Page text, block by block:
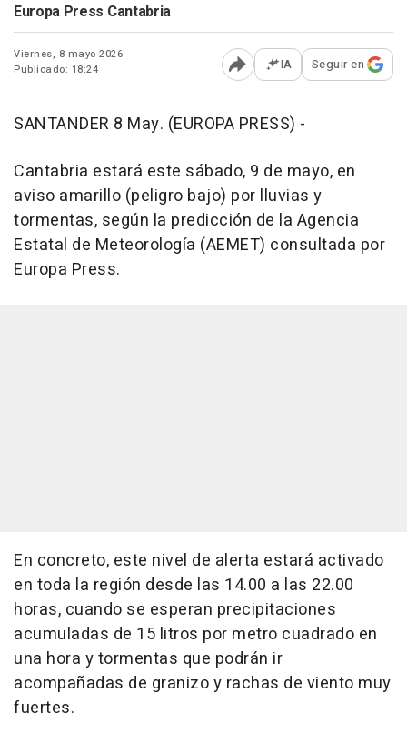
Europa Press Cantabria
Viernes, 8 mayo 2026
Publicado: 18:24
Abrir opciones para
IA Seguir en
SANTANDER 8 May. (EUROPA PRESS) -
Cantabria estará este sábado, 9 de mayo, en
aviso amarillo (peligro bajo) por lluvias y
tormentas, según la predicción de la Agencia
Estatal de Meteorología (AEMET) consultada por
Europa Press.
En concreto, este nivel de alerta estará activado
en toda la región desde las 14.00 a las 22.00
horas, cuando se esperan precipitaciones
acumuladas de 15 litros por metro cuadrado en
una hora y tormentas que podrán ir
acompañadas de granizo y rachas de viento muy
fuertes.